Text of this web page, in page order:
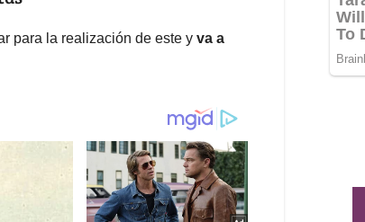
para la realización de este y va a